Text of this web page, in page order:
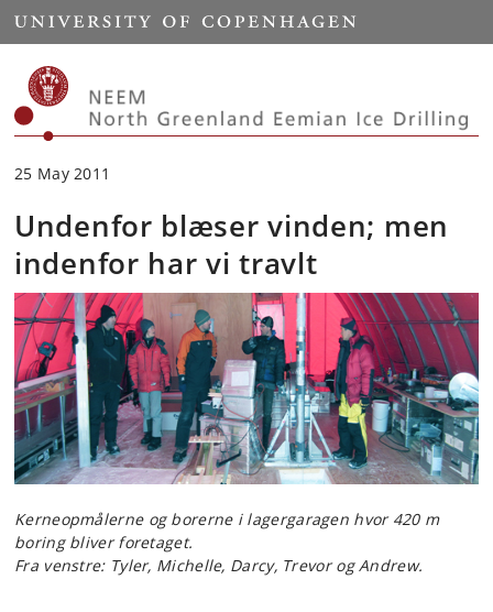
Start
25 May 2011
Undenfor blæser vinden; men
indenfor har vi travlt
Kerneopmålerne og borerne i lagergaragen hvor 420 m
boring bliver foretaget.
Fra venstre: Tyler, Michelle, Darcy, Trevor og Andrew.